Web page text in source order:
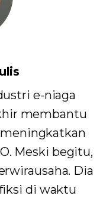
e-niaga
membantu
Meski begitu,
Dia
di waktu